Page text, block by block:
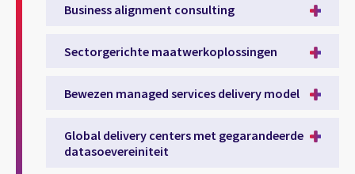
Business alignment consulting
Sectorgerichte maatwerkoplossingen
Bewezen managed services delivery model
Global delivery centers met gegarandeerde
datasoevereiniteit